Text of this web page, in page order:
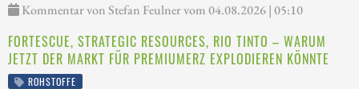
Kommentar von Stefan Feulner vom 04.08.2026 | 05:10
FORTESCUE, STRATEGIC RESOURCES, RIO TINTO – WARUM
JETZT DER MARKT FÜR PREMIUMERZ EXPLODIEREN KÖNNTE
ROHSTOFFE